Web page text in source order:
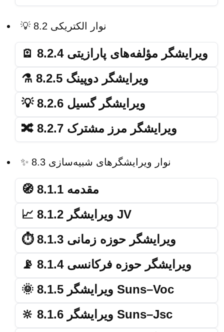
💡 8.2 نوار الکتریکی
🪫 8.2.4 ویرایشگر مؤلفه‌های پارازیتی
⚗️ 8.2.5 ویرایشگر دوپینگ
💡 8.2.6 ویرایشگر گسیل
🔀 8.2.7 ویرایشگر مرز مشترک
✨ 8.3 نوار ویرایشگرهای شبیه‌سازی
🧭 8.1.1 مقدمه
📈 8.1.2 ویرایشگر JV
⏱️ 8.1.3 ویرایشگر حوزه زمانی
📡 8.1.4 ویرایشگر حوزه فرکانسی
🌞 8.1.5 ویرایشگر Suns–Voc
🔆 8.1.6 ویرایشگر Suns–Jsc